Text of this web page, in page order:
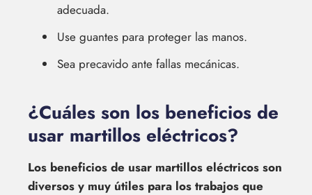
adecuada.
Use guantes para proteger las manos.
Sea precavido ante fallas mecánicas.
¿Cuáles son los beneficios de
usar martillos eléctricos?
Los beneficios de usar martillos eléctricos son
diversos y muy útiles para los trabajos que